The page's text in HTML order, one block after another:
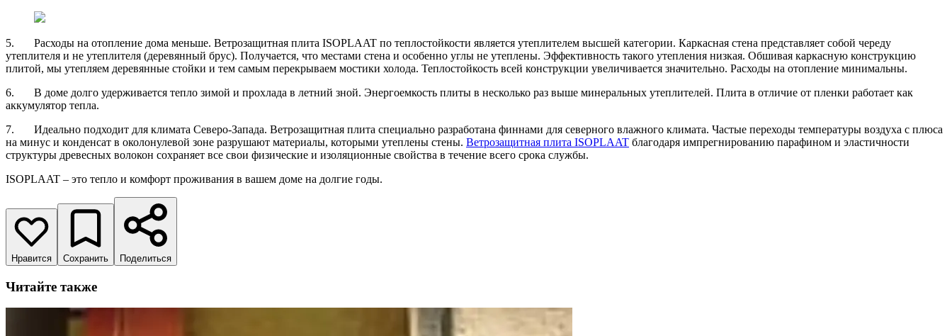
5. Расходы на отопление дома меньше. Ветрозащитная плита ISOPLAAT по теплостойкости является утеплителем высшей категории. Каркасная стена представляет собой череду
утеплителя и не утеплителя (деревянный брус). Получается, что местами стена и особенно углы не утеплены. Эффективность такого утепления низкая. Обшивая каркасную конструкцию
плитой, мы утепляем деревянные стойки и тем самым перекрываем мостики холода. Теплостойкость всей конструкции увеличивается значительно. Расходы на отопление минимальны.
6. В доме долго удерживается тепло зимой и прохлада в летний зной. Энергоемкость плиты в несколько раз выше минеральных утеплителей. Плита в отличие от пленки работает как
аккумулятор тепла.
7. Идеально подходит для климата Северо-Запада. Ветрозащитная плита специально разработана финнами для северного влажного климата. Частые переходы температуры воздуха с плюса
на минус и конденсат в околонулевой зоне разрушают материалы, которыми утеплены стены. Ветрозащитная плита ISOPLAAT благодаря импрегнированию парафином и эластичности
структуры древесных волокон сохраняет все свои физические и изоляционные свойства в течение всего срока службы.
ISOPLAAT – это тепло и комфорт проживания в вашем доме на долгие годы.
Нравится Сохранить Поделиться
Читайте также